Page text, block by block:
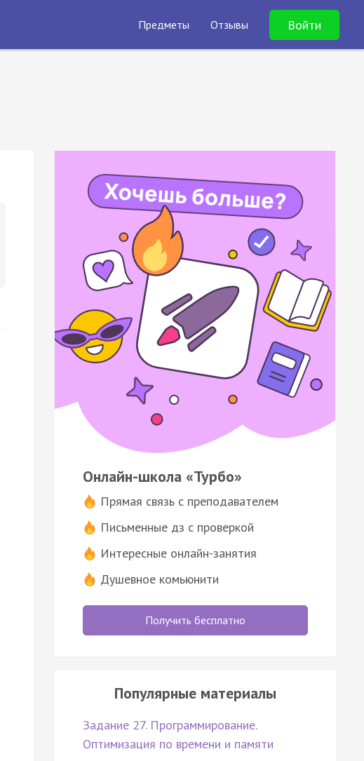
Предметы Отзывы Войти
Онлайн-школа «Турбо»
Прямая связь с преподавателем
Письменные дз с проверкой
Интересные онлайн-занятия
Душевное комьюнити
Получить бесплатно
Популярные материалы
Задание 27. Программирование.
Оптимизация по времени и памяти